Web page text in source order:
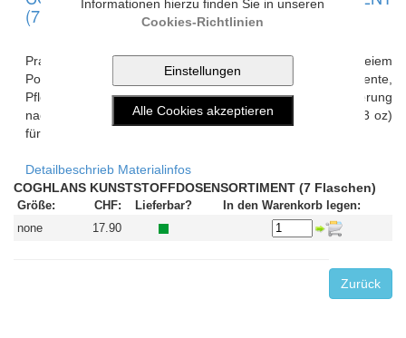
Informationen hierzu finden Sie in unseren
Cookies-Richtlinien
(7 Flaschen)
Praktische Dosen in diversen Größen aus BPA-freiem
Polyethylen, für Kaffee, Zucker, Gewürze, Öl, Medikamente,
Pflegemittel, Shampoo usw. Diese Sets erfüllen die Forderung
nach Flaschen mit einem Inhalt von weniger als 100 ml (3 oz)
für die Mitnahme auf Flugreisen.
Detailbeschrieb Materialinfos
COGHLANS KUNSTSTOFFDOSENSORTIMENT (7 Flaschen)
Größe: CHF: Lieferbar?
In den Warenkorb legen:
none
17.90
Zurück